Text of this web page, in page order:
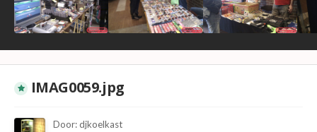
IMAG0059.jpg
Door:djkoelkast